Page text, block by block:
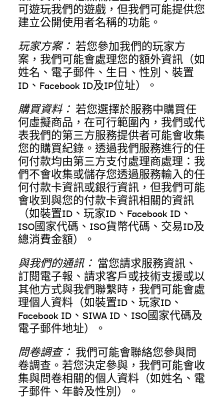
可遊玩我們的遊戲，但我們可能提供您
建立公開使用者名稱的功能。
玩家方案： 若您參加我們的玩家方
案，我們可能會處理您的額外資訊（如
姓名、電子郵件、生日、性別、裝置
ID、Facebook ID及IP位址）。
購買資料： 若您選擇於服務中購買任
何虛擬商品，在可行範圍內，我們或代
表我們的第三方服務提供者可能會收集
您的購買紀錄。透過我們服務進行的任
何付款均由第三方支付處理商處理：我
們不會收集或儲存您透過服務輸入的任
何付款卡資訊或銀行資訊，但我們可能
會收到與您的付款卡資訊相關的資訊
（如裝置ID、玩家ID、Facebook ID、
ISO國家代碼、ISO貨幣代碼、交易ID及
總消費金額）。
與我們的通訊： 當您請求服務資訊、
訂閱電子報、請求客戶或技術支援或以
其他方式與我們聯繫時，我們可能會處
理個人資料（如裝置ID、玩家ID、
Facebook ID、SIWA ID、ISO國家代碼及
電子郵件地址）。
問卷調查： 我們可能會聯絡您參與問
卷調查。若您決定參與，我們可能會收
集與問卷相關的個人資料（如姓名、電
子郵件、年齡及性別）。